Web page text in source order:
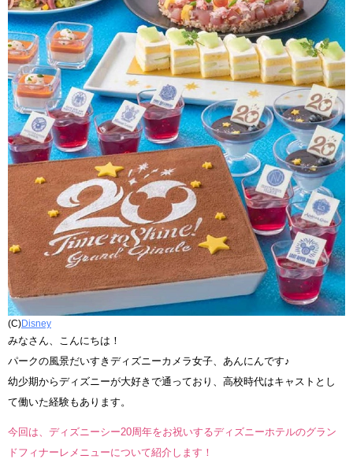
(C)Disney
みなさん、こんにちは！
パークの風景だいすきディズニーカメラ女子、あんにんです♪
幼少期からディズニーが大好きで通っており、高校時代はキャストとし
て働いた経験もあります。
今回は、ディズニーシー20周年をお祝いするディズニーホテルのグラン
ドフィナーレメニューについて紹介します！